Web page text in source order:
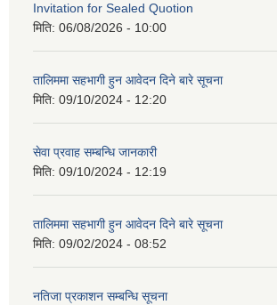
Invitation for Sealed Quotion
मिति: 06/08/2026 - 10:00
तालिममा सहभागी हुन आवेदन दिने बारे सूचना
मिति: 09/10/2024 - 12:20
सेवा प्रवाह सम्बन्धि जानकारी
मिति: 09/10/2024 - 12:19
तालिममा सहभागी हुन आवेदन दिने बारे सूचना
मिति: 09/02/2024 - 08:52
नतिजा प्रकाशन सम्बन्धि सूचना